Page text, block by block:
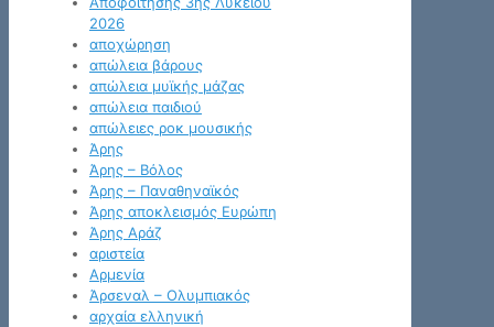
2026
αποχώρηση
απώλεια βάρους
απώλεια μυϊκής μάζας
απώλεια παιδιού
απώλειες ροκ μουσικής
Άρης
Άρης – Βόλος
Άρης – Παναθηναϊκός
Άρης αποκλεισμός Ευρώπη
Άρης Αράζ
αριστεία
Αρμενία
Άρσεναλ – Ολυμπιακός
αρχαία ελληνική